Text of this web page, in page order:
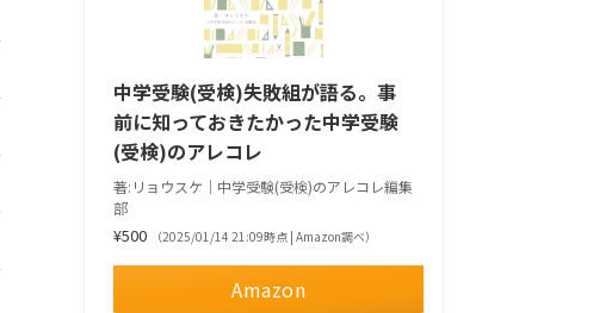
中学受験(受検)失敗組が語る。事
前に知っておきたかった中学受験
(受検)のアレコレ
著:リョウスケ｜中学受験(受検)のアレコレ編集
部
¥500 （2025/01/14 21:09時点 | Amazon調べ）
Amazon